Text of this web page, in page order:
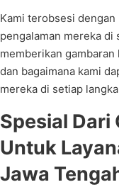
Kami terobsesi
pengalaman mereka
memberikan
dan bagaimana kami
mereka di setiap
Spesial
Untuk
Jawa